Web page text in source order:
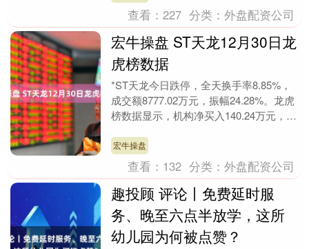
查看：227 分类：外盘配资公司
宏牛操盘 ST天龙12月30日龙
虎榜数据
*ST天龙今日跌停，全天换手率8.85%，
成交额8777.02万元，振幅24.28%。龙虎
榜数据显示，机构净买入140.24万元，营
宏牛操盘
查看： 132 分类：外盘配资公司
趣投顾 评论丨免费延时服
务、晚至六点半放学，这所
幼儿园为何被点赞？